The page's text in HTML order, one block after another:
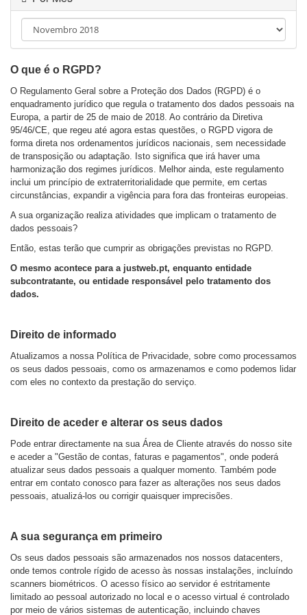
e
g
a
ç
O que é o RGPD?
O Regulamento Geral sobre a Proteção dos Dados (RGPD) é o
enquadramento jurídico que regula o tratamento dos dados pessoais na
Europa, a partir de 25 de maio de 2018. Ao contrário da Diretiva
95/46/CE, que regeu até agora estas questões, o RGPD vigora de
forma direta nos ordenamentos jurídicos nacionais, sem necessidade
de transposição ou adaptação. Isto significa que irá haver uma
harmonização dos regimes jurídicos. Melhor ainda, este regulamento
inclui um princípio de extraterritorialidade que permite, em certas
circunstâncias, expandir a vigência para fora das fronteiras europeias.
A sua organização realiza atividades que implicam o tratamento de
dados pessoais?
Então, estas terão que cumprir as obrigações previstas no RGPD.
O mesmo acontece para a justweb.pt, enquanto entidade
subcontratante, ou entidade responsável pelo tratamento dos
dados.
Direito de informado
Atualizamos a nossa Política de Privacidade, sobre como processamos
os seus dados pessoais, como os armazenamos e como podemos lidar
com eles no contexto da prestação do serviço.
Direito de aceder e alterar os seus dados
Pode entrar directamente na sua Área de Cliente através do nosso site
e aceder a "Gestão de contas, faturas e pagamentos", onde poderá
atualizar seus dados pessoais a qualquer momento. Também pode
entrar em contato conosco para fazer as alterações nos seus dados
pessoais, atualizá-los ou corrigir quaisquer imprecisões.
A sua segurança em primeiro
Os seus dados pessoais são armazenados nos nossos datacenters,
onde temos controle rígido de acesso às nossas instalações, incluíndo
scanners biométricos. O acesso físico ao servidor é estritamente
limitado ao pessoal autorizado no local e o acesso virtual é controlado
por meio de vários sistemas de autenticação, incluindo chaves